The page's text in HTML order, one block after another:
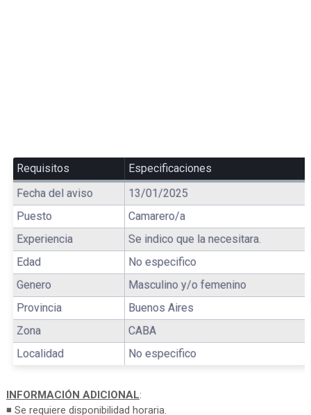
Requisitos
Especificaciones
Fecha del aviso
13/01/2025
Puesto
Camarero/a
Experiencia
Se indico que la necesitara.
Edad
No especifico
Genero
Masculino y/o femenino
Provincia
Buenos Aires
Zona
CABA
Localidad
No especifico
INFORMACIÓN ADICIONAL:
◾ Se requiere disponibilidad horaria.